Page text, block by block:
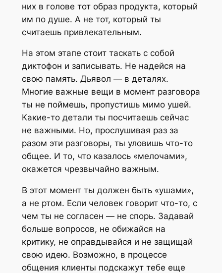
них в голове тот образ продукта, который
им по душе. А не тот, который ты
считаешь привлекательным.
На этом этапе стоит таскать с собой
диктофон и записывать. Не надейся на
свою память. Дьявол — в деталях.
Многие важные вещи в момент разговора
ты не поймешь, пропустишь мимо ушей.
Какие-то детали ты посчитаешь сейчас
не важными. Но, прослушивая раз за
разом эти разговоры, ты уловишь что-то
общее. И то, что казалось «мелочами»,
окажется чрезвычайно важным.
В этот момент ты должен быть «ушами»,
а не ртом. Если человек говорит что-то, с
чем ты не согласен — не спорь. Задавай
больше вопросов, не обижайся на
критику, не оправдывайся и не защищай
свою идею. Возможно, в процессе
общения клиенты подскажут тебе еще